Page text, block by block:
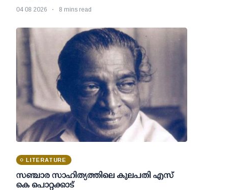
04 08 2026 8 mins read
LITERATURE
സഞ്ചാര സാഹിത്യത്തിലെ കുലപതി എസ്
കെ പൊറ്റക്കാട്